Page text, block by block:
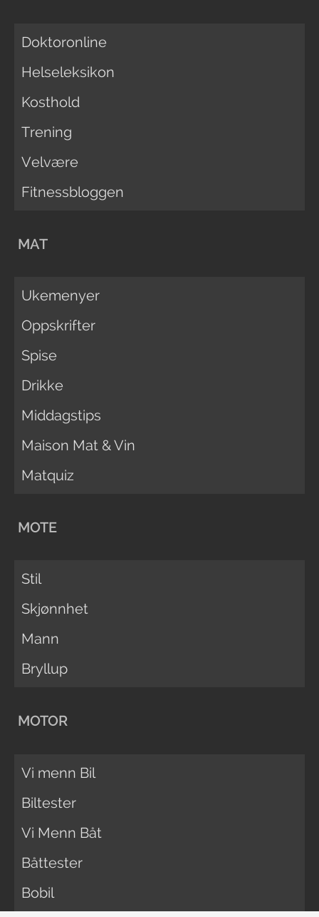
Doktoronline
Helseleksikon
Kosthold
Trening
Velvære
Fitnessbloggen
MAT
Ukemenyer
Oppskrifter
Spise
Drikke
Middagstips
Maison Mat & Vin
Matquiz
MOTE
Stil
Skjønnhet
Mann
Bryllup
MOTOR
Vi menn Bil
Biltester
Vi Menn Båt
Båttester
Bobil